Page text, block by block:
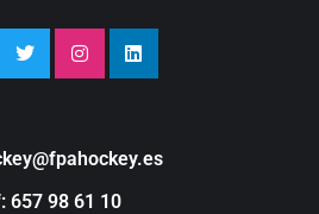
657 98 61 10